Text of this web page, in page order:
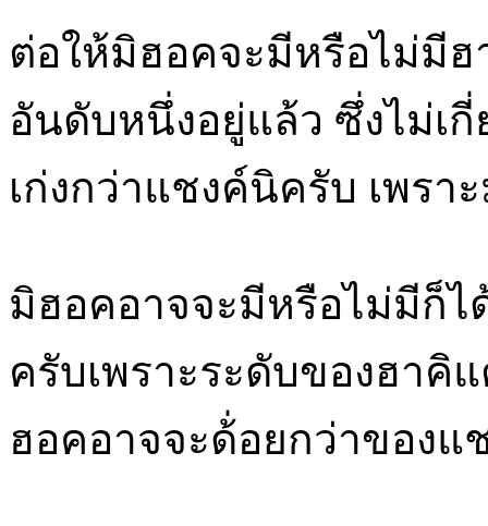
ต่อให้มิฮอคจะมีหรือไม่มี
อันดับหนึ่งอยู่แล้ว ซึ่งไม่เ
เก่งกว่าแชงค์นิครับ เพรา
มิฮอคอาจจะมีหรือไม่มีก็
ครับเพราะระดับของฮาคิ
ฮอคอาจจะด้่อยกว่าของแ